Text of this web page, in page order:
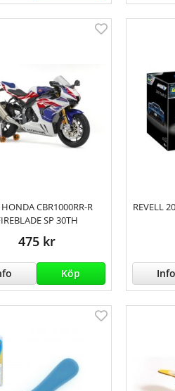
CBR1000RR-R
SP 30TH
475 kr
Köp
REVELL
Info